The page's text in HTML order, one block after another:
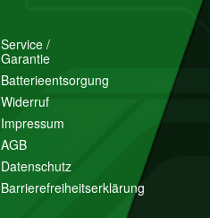
Service /
Garantie
Batterieentsorgung
Widerruf
Impressum
AGB
Datenschutz
Barrierefreiheitserklärung